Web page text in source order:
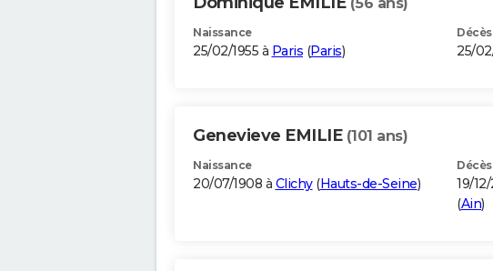
Naissance
25/02/1955 à Paris (Paris)
Décès
25/
Genevieve EMILIE (101 ans)
Naissance
20/07/1908 à Clichy(Hauts-de-Seine)
Décès
19/
(Ain)